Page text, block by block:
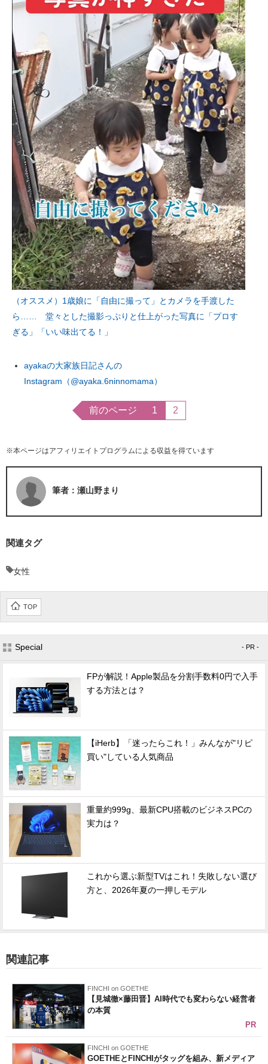
（オススメ）1歳娘に「自由に撮って」とカメラを手渡した
ら…… 堂々とした撮影っぷりと仕上がった写真に「プロす
ぎる」「いい味出てる！」
ayakaの大家族日記さんの
Instagram（@ayaka.6ninnomama）
前のページ 1 2
※本ページはアフィリエイトプログラムによる収益を得ています
筆者：瀬山野まり
関連タグ
女性
TOP
Special - PR -
FPが解説！Apple製品を分割手数料0円で入手
する方法とは？
【iHerb】「迷ったらこれ！」みんなが"リピ
買い"している人気商品
重量約999g、最新CPU搭載のビジネスPCの
実力は？
これから選ぶ新型TVはこれ！失敗しない選び
方と、2026年夏の一押しモデル
関連記事
FINCHI on GOETHE
【見城徹×藤田晋】AI時代でも変わらない経営者
の本質
PR
FINCHI on GOETHE
GOETHEとFINCHIがタッグを組み、新メディア